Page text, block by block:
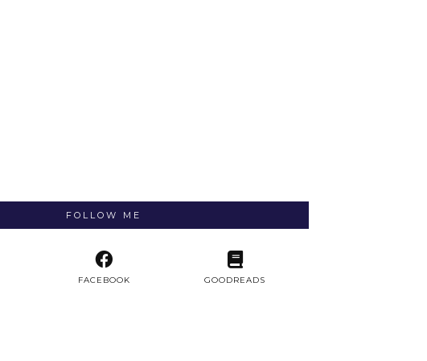
FOLLOW ME
FACEBOOK GOODREADS